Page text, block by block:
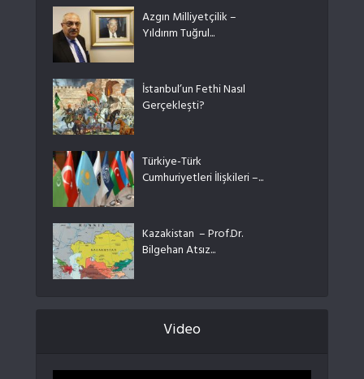
Azgın Milliyetçilik –
Yıldırım Tuğrul...
İstanbul’un Fethi Nasıl
Gerçekleşti?
Türkiye-Türk
Cumhuriyetleri İlişkileri –...
Kazakistan – Prof.Dr.
Bilgehan Atsız...
Video